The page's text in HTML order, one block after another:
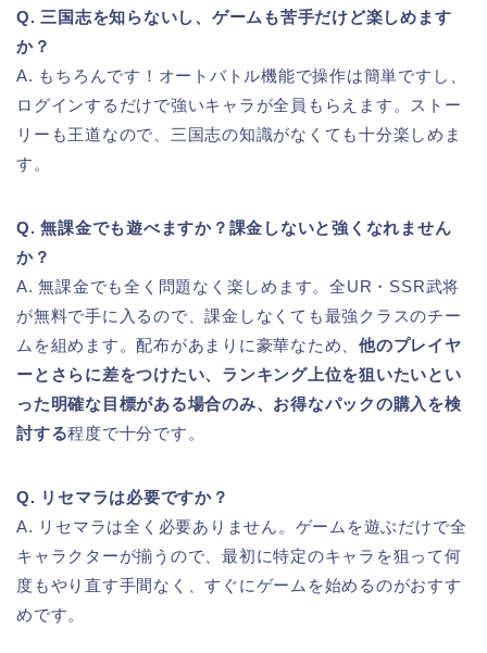
Q. 三国志を知らないし、ゲームも苦手だけど楽しめます
か？
A. もちろんです！オートバトル機能で操作は簡単ですし、
ログインするだけで強いキャラが全員もらえます。ストー
リーも王道なので、三国志の知識がなくても十分楽しめま
す。
Q. 無課金でも遊べますか？課金しないと強くなれません
か？
A. 無課金でも全く問題なく楽しめます。全UR・SSR武将
が無料で手に入るので、課金しなくても最強クラスのチー
ムを組めます。配布があまりに豪華なため、他のプレイヤ
ーとさらに差をつけたい、ランキング上位を狙いたいとい
った明確な目標がある場合のみ、お得なパックの購入を検
討する程度で十分です。
Q. リセマラは必要ですか？
A. リセマラは全く必要ありません。ゲームを遊ぶだけで全
キャラクターが揃うので、最初に特定のキャラを狙って何
度もやり直す手間なく、すぐにゲームを始めるのがおすす
めです。